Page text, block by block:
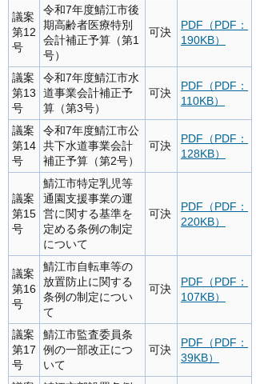
議案
第12
号
令和7年度鯖江市後
期高齢者医療特別
会計補正予算（第1
号）
可決
PDF（PDF：
190KB）
議案
第13
号
令和7年度鯖江市水
道事業会計補正予
算（第3号）
可決
PDF（PDF：
110KB）
議案
第14
号
令和7年度鯖江市公
共下水道事業会計
補正予算（第2号）
可決
PDF（PDF：
128KB）
議案
第15
号
鯖江市特定乳児等
通園支援事業の運
営に関する基準を
定める条例の制定
について
可決
PDF（PDF：
220KB）
議案
第16
号
鯖江市自転車等の
放置防止に関する
条例の制定につい
て
可決
PDF（PDF：
107KB）
議案
第17
号
鯖江市監査委員条
例の一部改正につ
いて
可決
PDF（PDF：
39KB）